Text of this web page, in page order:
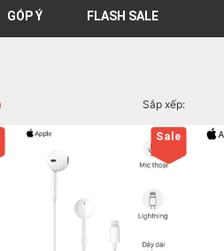
GÓP Ý FLASH SALE
Sắp xếp:
Sale